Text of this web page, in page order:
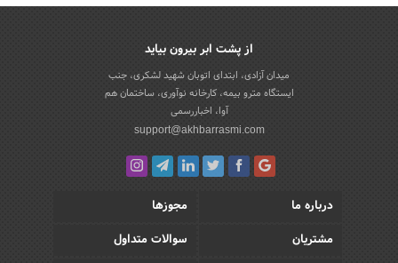
از پشت ابر بیرون بیاید
میدان آزادی، ابتدای اتوبان شهید لشکری، جنب
ایستگاه مترو بیمه، کارخانه نوآوری، ساختمان هم
آوا، اخباررسمی
support@akhbarrasmi.com
درباره ما
مجوزها
مشتریان
سوالات متداول